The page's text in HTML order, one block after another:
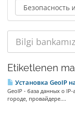
Etiketlenen
Установка GeoIP
GeoIP - база данных о
городе, провайдере....